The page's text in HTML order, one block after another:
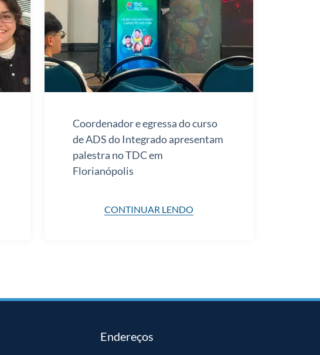
Coordenador e egressa do curso
de ADS do Integrado apresentam
palestra no TDC em
Florianópolis
CONTINUAR LENDO
Endereços